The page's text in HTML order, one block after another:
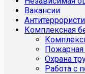
Вакансии
Комплексная
Пожарная
Охрана
Работа с